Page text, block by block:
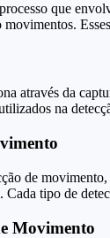
que
movimentos.
através da
na
de
tipo de
Movimento